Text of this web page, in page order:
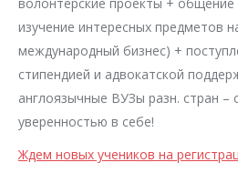
изучение интересных предметов
международный бизнес) +
стипендией и адвокатской
англоязычные ВУЗы разн. стран –
уверенностью в себе!
Ждем новых учеников на